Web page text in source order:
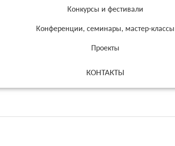
Конкурсы и фестивали
Конференции, семинары, мастер-классы
Проекты
КОНТАКТЫ